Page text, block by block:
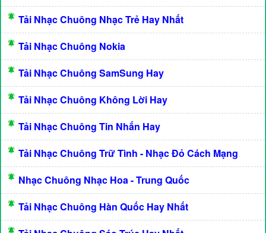
Tải Nhạc Chuông Nhạc Trẻ Hay Nhất
Tải Nhạc Chuông Nokia
Tải Nhạc Chuông SamSung Hay
Tải Nhạc Chuông Không Lời Hay
Tải Nhạc Chuông Tin Nhắn Hay
Tải Nhạc Chuông Trữ Tình - Nhạc Đỏ Cách Mạng
Nhạc Chuông Nhạc Hoa - Trung Quốc
Tải Nhạc Chuông Hàn Quốc Hay Nhất